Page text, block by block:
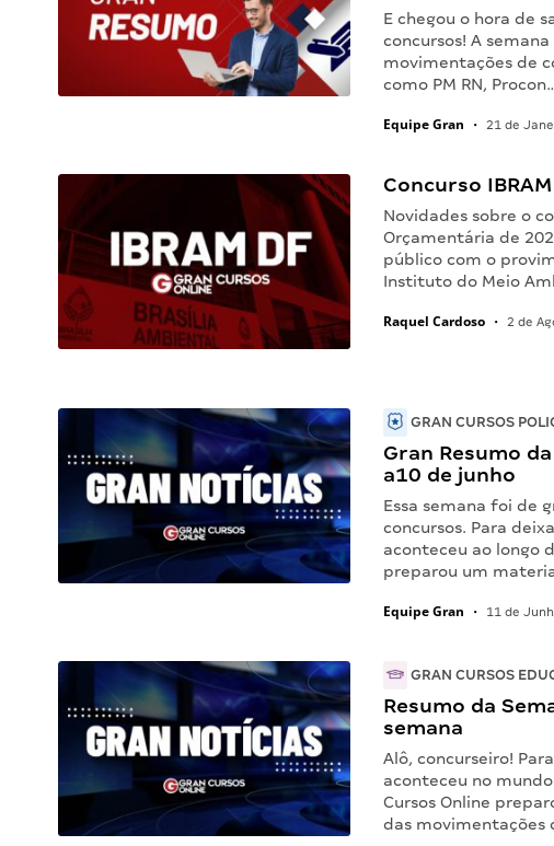
E chegou o hora de
concursos! A
movimentações de
como PM RN,
Equipe Gran • 21 de
Concurso
Novidades sobre o
Orçamentária de
público com o
Instituto do Meio
Raquel Cardoso • 2 de
GRAN CURSOS
Gran Resumo
a10 de junho
Essa semana foi de
concursos. Para
aconteceu ao longo
preparou um
Equipe Gran • 11 de
GRAN CURSOS
Resumo da
semana
Alô, concurseiro!
aconteceu no
Cursos Online
das movimentações